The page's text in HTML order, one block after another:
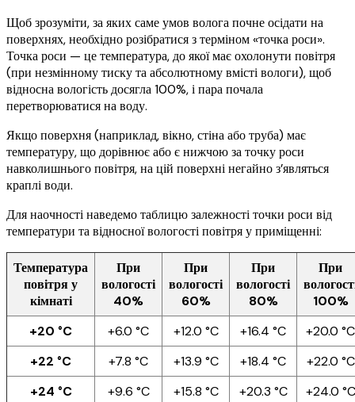
Щоб зрозуміти, за яких саме умов волога почне осідати на
поверхнях, необхідно розібратися з терміном «точка роси».
Точка роси — це температура, до якої має охолонути повітря
(при незмінному тиску та абсолютному вмісті вологи), щоб
відносна вологість досягла 100%, і пара почала
перетворюватися на воду.
Якщо поверхня (наприклад, вікно, стіна або труба) має
температуру, що дорівнює або є нижчою за точку роси
навколишнього повітря, на цій поверхні негайно з’являться
краплі води.
Для наочності наведемо таблицю залежності точки роси від
температури та відносної вологості повітря у приміщенні:
Температура
повітря у
кімнаті
При
вологості
40%
При
вологості
60%
При
вологості
80%
При
100%
+20 °C
+6.0 °C +12.0 °C +16.4 °C
+20.0 °C
+22 °C
+7.8 °C +13.9 °C +18.4 °C
+22.0 °C
+24 °C
+9.6 °C +15.8 °C +20.3 °C
+24.0 °C